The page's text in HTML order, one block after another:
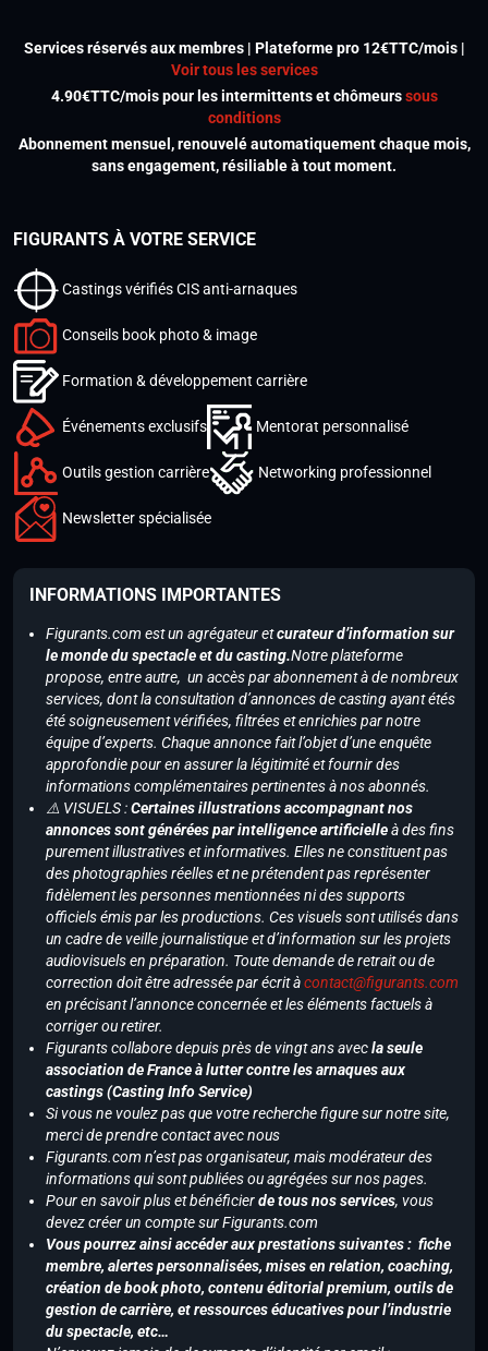
Services réservés aux membres | Plateforme pro 12€TTC/mois |
Voir tous les services
4.90€TTC/mois pour les intermittents et chômeurssous
conditions
Abonnement mensuel, renouvelé automatiquement chaque mois,
sans engagement, résiliable à tout moment.
FIGURANTS À VOTRE SERVICE
Castings vérifiés CIS anti-arnaques
Conseils book photo & image
Formation & développement carrière
Événements exclusifs Mentorat personnalisé
Outils gestion carrière Networking professionnel
Newsletter spécialisée
INFORMATIONS IMPORTANTES
Figurants.com est un agrégateur etcurateur d’information sur
le monde du spectacle et du casting.Notre plateforme
propose, entre autre, un accès par abonnement à de nombreux
services, dont la consultation d’annonces de casting ayant étés
été soigneusement vérifiées, filtrées et enrichies par notre
équipe d’experts. Chaque annonce fait l’objet d’une enquête
approfondie pour en assurer la légitimité et fournir des
informations complémentaires pertinentes à nos abonnés.
⚠️ VISUELS :Certaines illustrations accompagnant nos
annonces sont générées par intelligence artificielleà des fins
purement illustratives et informatives. Elles ne constituent pas
des photographies réelles et ne prétendent pas représenter
fidèlement les personnes mentionnées ni des supports
officiels émis par les productions. Ces visuels sont utilisés dans
un cadre de veille journalistique et d’information sur les projets
audiovisuels en préparation. Toute demande de retrait ou de
correction doit être adressée par écrit àcontact@figurants.com
en précisant l’annonce concernée et les éléments factuels à
corriger ou retirer.
Figurants collabore depuis près de vingt ans avecla seule
association de France à lutter contre les arnaques aux
castings (Casting Info Service)
Si vous ne voulez pas que votre recherche figure sur notre site,
merci de prendre contact avec nous
Figurants.com n’est pas organisateur, mais modérateur des
informations qui sont publiées ou agrégées sur nos pages.
Pour en savoir plus et bénéficierde tous nos services, vous
devez créer un compte sur Figurants.com
Vous pourrez ainsi accéder aux prestations suivantes : fiche
membre, alertes personnalisées, mises en relation, coaching,
création de book photo, contenu éditorial premium, outils de
gestion de carrière, et ressources éducatives pour l’industrie
du spectacle, etc…